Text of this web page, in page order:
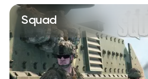
Squad